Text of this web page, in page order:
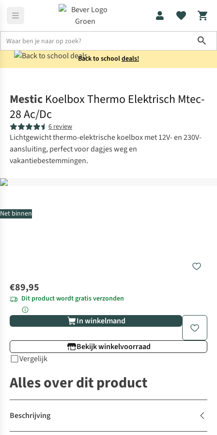
Back to schooldeals!
Net binnen
Mestic Koelbox Thermo Elektrisch Mtec-
28 Ac/Dc
6 review
Lichtgewicht thermo-elektrische koelbox met 12V- en 230V-
aansluiting, perfect voor dagjes weg en
vakantiebestemmingen.
€89,95
Dit product wordt gratis verzonden
In winkelmand
Bekijk winkelvoorraad
Vergelijk
Alles over dit product
Beschrijving